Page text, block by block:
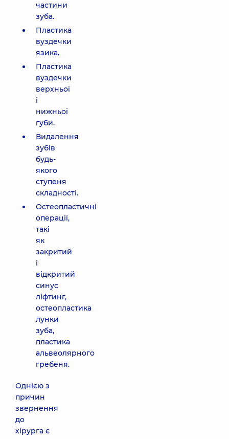
частини
зуба.
Пластика
вуздечки
язика.
Пластика
вуздечки
верхньої
і
нижньої
губи.
Видалення
зубів
будь-
якого
ступеня
складності.
Остеопластичні
операції,
такі
як
закритий
і
відкритий
синус
ліфтинг,
остеопластика
лунки
зуба,
пластика
альвеолярного
гребеня.
Однією з
причин
звернення
до
хірурга є